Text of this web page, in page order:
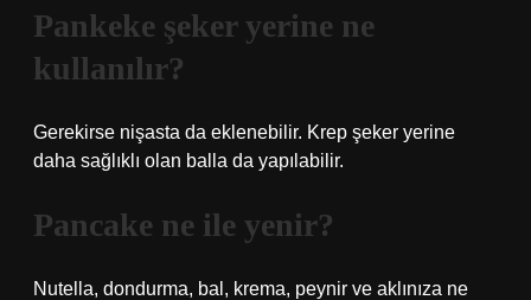
Pankeke şeker yerine ne
kullanılır?
Gerekirse nişasta da eklenebilir. Krep şeker yerine
daha sağlıklı olan balla da yapılabilir.
Pancake ne ile yenir?
Nutella, dondurma, bal, krema, peynir ve aklınıza ne